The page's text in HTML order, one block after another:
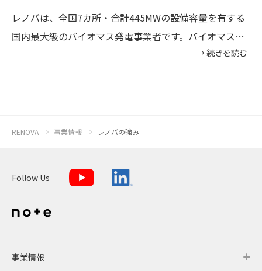
レノバは、全国7カ所・合計445MWの設備容量を有する
国内最大級のバイオマス発電事業者です。バイオマス発
電は24時間稼働できる安定電源であり、当社は稼働率約
燃料のサステナブル調達方針」
バイオマス発電によるPPA（電力販売契約）の締結も順
調に拡大しています。
→ 続きを読む
RENOVA 事業情報 レノバの強み
Follow Us
事業情報